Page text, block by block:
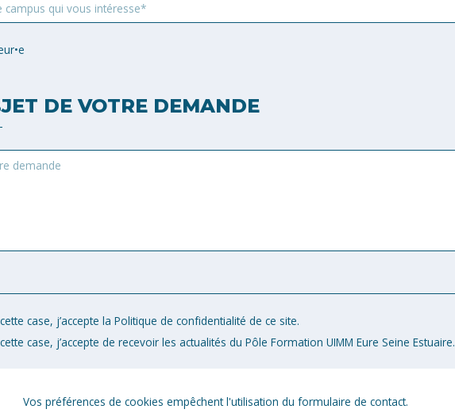
campus qui vous intéresse*
DE VOTRE DEMANDE
case, j’accepte la Politique de confidentialité de ce site.
case, j’accepte de recevoir les actualités du Pôle Formation UIMM Eure Seine Estuaire.
Vos préférences de cookies empêchent l'utilisation du formulaire de contact.